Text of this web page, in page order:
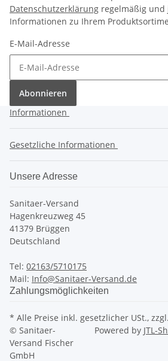
Datenschutzerklärung regelmäßig
Informationen zu Ihrem
E-Mail-Adresse
Abonnieren
Informationen
Gesetzliche Informationen
Unsere Adresse
Sanitaer-Versand
Hagenkreuzweg 45
41379 Brüggen
Deutschland
Tel: 02163/5710175
Mail: Info@Sanitaer-Versand.de
Zahlungsmöglichkeiten
* Alle Preise inkl. gesetzlicher USt., zzgl.
© Sanitaer-
Versand Fischer
GmbH
Powered by JTL-